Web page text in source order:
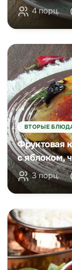
4 порц.
ВТОРЫЕ
Фруктовая
с яблоком,
3 порц.